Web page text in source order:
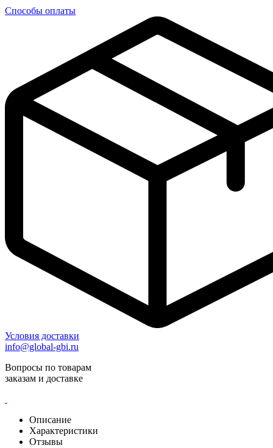
Способы оплаты
Условия доставки
info@global-gbi.ru
Вопросы по товарам
заказам и доставке
Описание
Характеристики
Отзывы